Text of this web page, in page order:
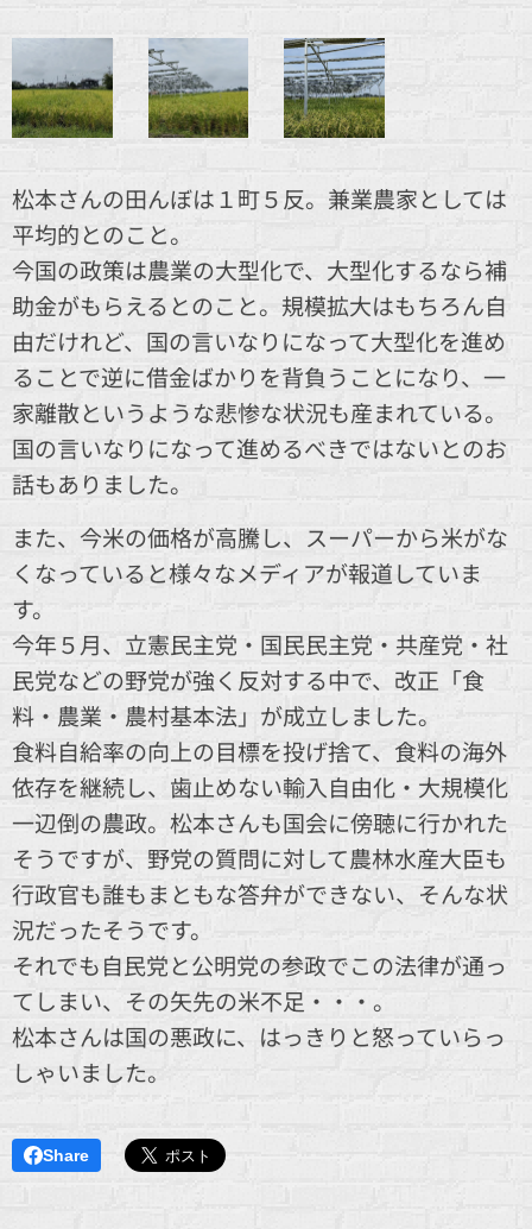
松本さんの田んぼは１町５反。兼業農家としては
平均的とのこと。
今国の政策は農業の大型化で、大型化するなら補
助金がもらえるとのこと。規模拡大はもちろん自
由だけれど、国の言いなりになって大型化を進め
ることで逆に借金ばかりを背負うことになり、一
家離散というような悲惨な状況も産まれている。
国の言いなりになって進めるべきではないとのお
話もありました。
また、今米の価格が高騰し、スーパーから米がな
くなっていると様々なメディアが報道していま
す。
今年５月、立憲民主党・国民民主党・共産党・社
民党などの野党が強く反対する中で、改正「食
料・農業・農村基本法」が成立しました。
食料自給率の向上の目標を投げ捨て、食料の海外
依存を継続し、歯止めない輸入自由化・大規模化
一辺倒の農政。松本さんも国会に傍聴に行かれた
そうですが、野党の質問に対して農林水産大臣も
行政官も誰もまともな答弁ができない、そんな状
況だったそうです。
それでも自民党と公明党の参政でこの法律が通っ
てしまい、その矢先の米不足・・・。
松本さんは国の悪政に、はっきりと怒っていらっ
しゃいました。
Share